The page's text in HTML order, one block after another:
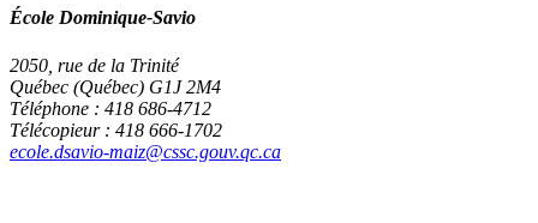
École Dominique-Savio
2050, rue de la Trinité
Québec (Québec) G1J 2M4
Téléphone : 418 686-4712
Télécopieur : 418 666-1702
ecole.dsavio-maiz@cssc.gouv.qc.ca